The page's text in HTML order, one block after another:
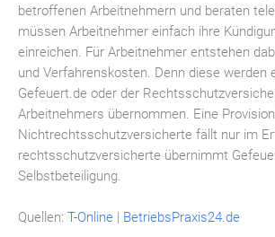
betroffenen Arbeitnehmern und beraten
müssen Arbeitnehmer einfach ihre
einreichen. Für Arbeitnehmer entstehen
und Verfahrenskosten. Denn diese werden
Gefeuert.de oder der
Arbeitnehmers übernommen. Eine
Nichtrechtsschutzversicherte fällt nur im
rechtsschutzversicherte übernimmt
Selbstbeteiligung.
Quellen: T-Online BetriebsPraxis24.de